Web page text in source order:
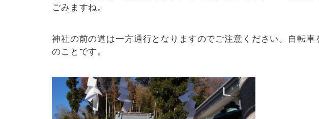
ごみますね。
神社の前の道は一方通行となりますのでご注意ください。自転車
のことです。